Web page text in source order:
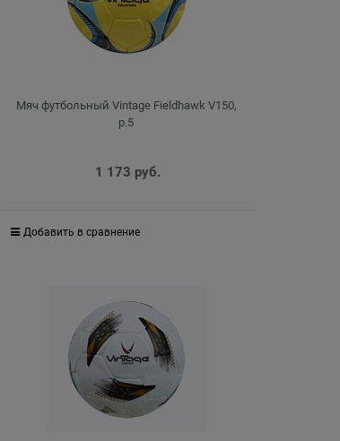
Мяч футбольный Vintage Fieldhawk V150,
р.5
1 173 руб.
Добавить в сравнение